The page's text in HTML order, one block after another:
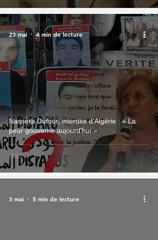
Nassera Dutour, interdite d'Algérie : « La
peur gouverne aujourd'hui »
Actualité
23 mai 4 min de lecture
3 mai 5 min de lecture